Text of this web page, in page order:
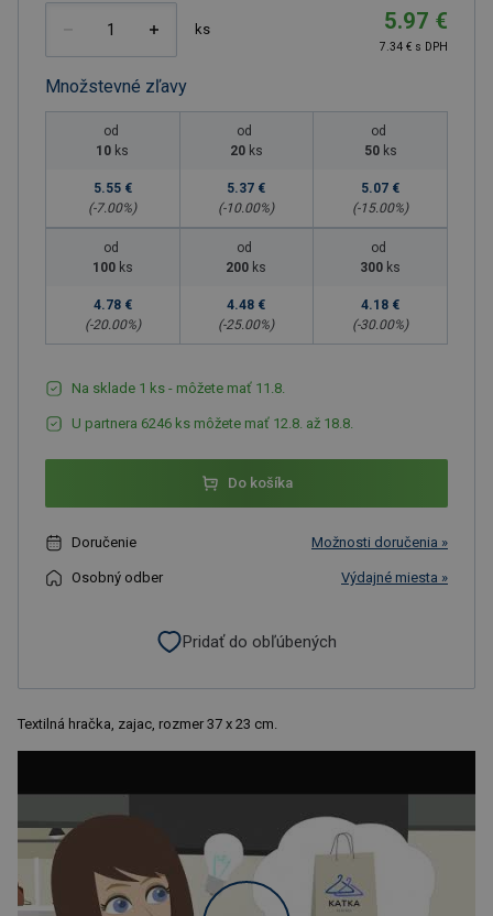
ks 5.97 €
7.34 € s DPH
Množstevné zľavy
od
10 ks
5.55 €
(-7.00%)
od
20 ks
5.37 €
(-10.00%)
od
50 ks
5.07 €
(-15.00%)
od
100 ks
4.78 €
(-20.00%)
od
200 ks
4.48 €
(-25.00%)
od
300 ks
4.18 €
(-30.00%)
Na sklade 1 ks - môžete mať 11.8.
U partnera 6246 ks môžete mať 12.8. až 18.8.
Do košíka
Doručenie Možnosti doručenia »
Osobný odber Výdajné miesta »
Pridať do obľúbených
Textilná hračka, zajac, rozmer 37 x 23 cm.